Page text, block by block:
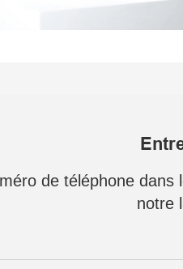
de téléphone
notre